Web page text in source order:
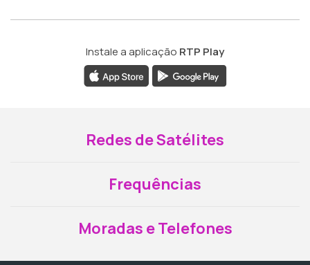
Instale a aplicação RTP Play
Redes de Satélites
Frequências
Moradas e Telefones